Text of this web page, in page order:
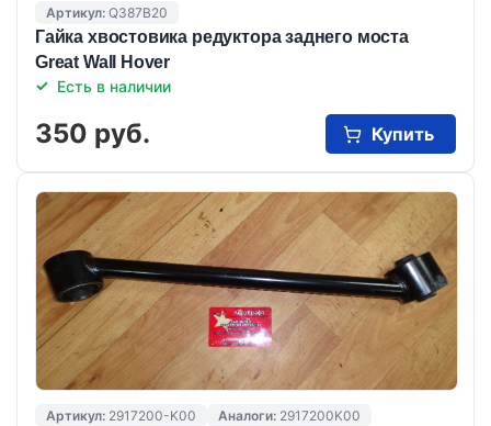
Артикул: Q387B20
Гайка хвостовика редуктора заднего моста
Great Wall Hover
Есть в наличии
350 руб. Купить
Артикул: 2917200-K00 Аналоги: 2917200K00